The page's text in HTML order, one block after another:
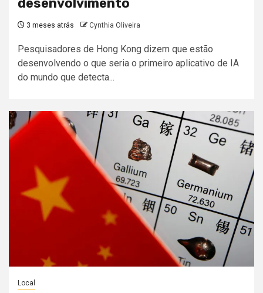
desenvolvimento
3 meses atrás Cynthia Oliveira
Pesquisadores de Hong Kong dizem que estão
desenvolvendo o que seria o primeiro aplicativo de IA
do mundo que detecta...
Local